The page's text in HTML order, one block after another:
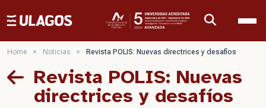
Ulagos Template
Home > Noticias > Revista POLIS: Nuevas directrices y desafíos
Revista POLIS: Nuevas
directrices y desafíos